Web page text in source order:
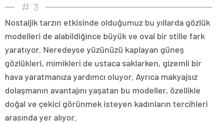
3
Nostaljik tarzın etkisinde olduğumuz bu yıllarda gözlük
modelleri de alabildiğince büyük ve oval bir stille fark
yaratıyor. Neredeyse yüzünüzü kaplayan güneş
gözlükleri, mimikleri de ustaca saklarken, gizemli bir
hava yaratmanıza yardımcı oluyor. Ayrıca makyajsız
dolaşmanın avantajını yaşatan bu modeller, özellikle
doğal ve çekici görünmek isteyen kadınların tercihleri
arasında yer alıyor.